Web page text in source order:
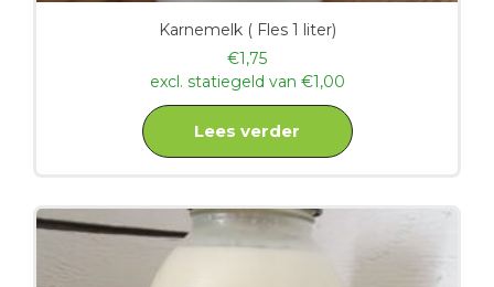
Karnemelk ( Fles 1 liter)
€1,75
excl. statiegeld van €1,00
Lees verder